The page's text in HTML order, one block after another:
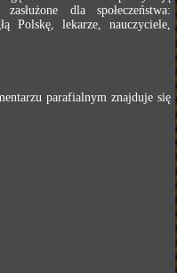
dla społeczeństwa:
Polskę, lekarze, nauczyciele,
parafialnym znajduje się